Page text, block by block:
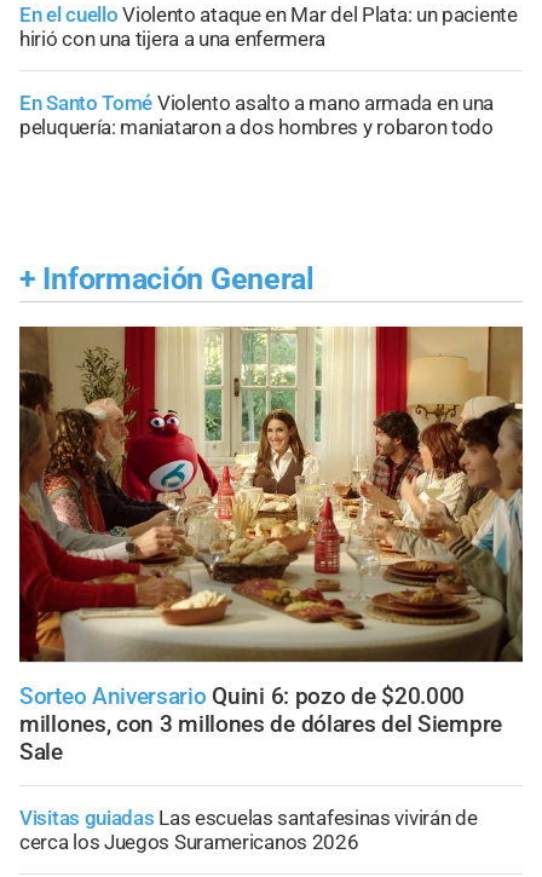
En el cuello Violento ataque en Mar del Plata: un paciente
hirió con una tijera a una enfermera
En Santo Tomé Violento asalto a mano armada en una
peluquería: maniataron a dos hombres y robaron todo
+ Información General
Sorteo Aniversario Quini 6: pozo de $20.000
millones, con 3 millones de dólares del Siempre
Sale
Visitas guiadas Las escuelas santafesinas vivirán de
cerca los Juegos Suramericanos 2026